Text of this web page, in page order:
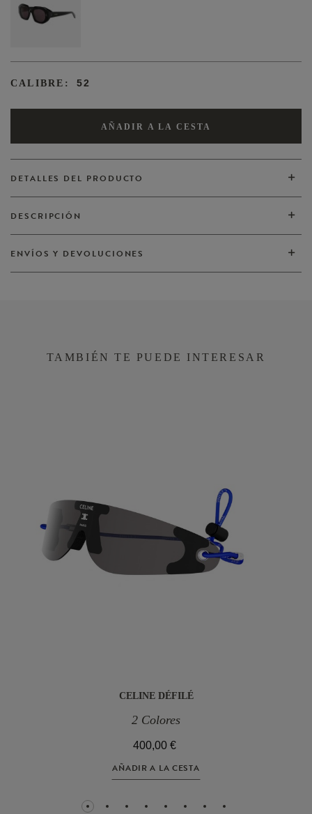
VER TODOS
CALIBRE: 52
AÑADIR A LA CESTA
DETALLES DEL PRODUCTO
DESCRIPCIÓN
ENVÍOS Y DEVOLUCIONES
TAMBIÉN TE PUEDE INTERESAR
CELINE DÉFILÉ
2 Colores
400,00 €
AÑADIR A LA CESTA
1 2 3 4 5 6 7 8